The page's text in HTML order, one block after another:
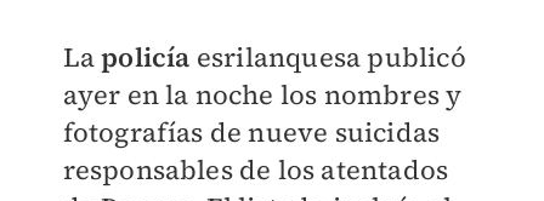
Lapolicía esrilanquesa publicó
ayer en la noche los nombres y
fotografías de nueve suicidas
responsables de los atentados